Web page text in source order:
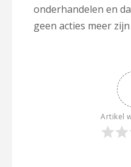
onderhandelen en
geen acties meer
Artikel